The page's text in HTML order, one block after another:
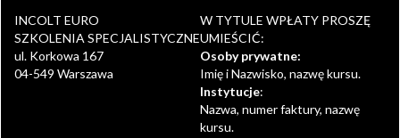
INCOLT EURO
SZKOLENIA SPECJALISTYCZNE
ul. Korkowa 167
04-549 Warszawa
W TYTULE WPŁATY PROSZĘ
UMIEŚCIĆ:
Osoby prywatne:
Imię i Nazwisko, nazwę kursu.
Instytucje:
Nazwa, numer faktury, nazwę
kursu.